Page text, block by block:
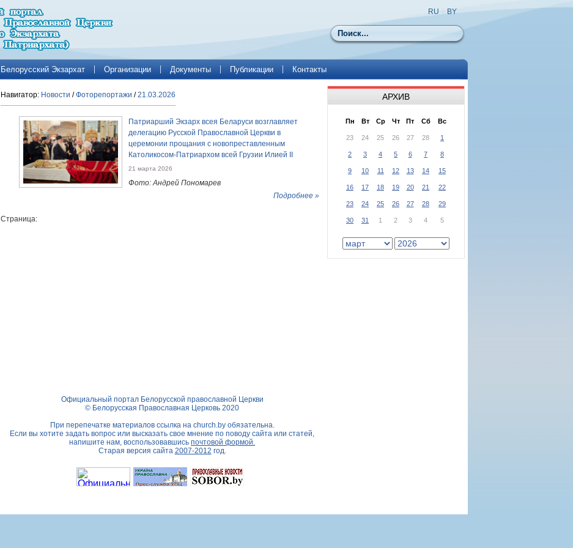
Поиск
RU BY
Белорусский Экзархат Организации Документы Публикации Контакты
Навигатор: Новости /Фоторепортажи /21.03.2026
Патриарший Экзарх всея Беларуси возглавляет
делегацию Русской Православной Церкви в
церемонии прощания с новопреставленным
Католикосом-Патриархом всей Грузии Илией II
21 марта 2026
Фото: Андрей Пономарев
Подробнее »
Страница:
АРХИВ
Пн Вт Ср Чт Пт Сб Вс
23 24 25 26 27 28 1
2 3 4 5 6 7 8
9 10 11 12 13 14 15
16 17 18 19 20 21 22
23 24 25 26 27 28 29
30 31 1 2 3 4 5
Официальный портал Белорусской православной Церкви
© Белорусская Православная Церковь 2020
При перепечатке материалов ссылка на church.byобязательна.
Если вы хотите задать вопрос или высказать свое мнение по поводу сайта или статей,
напишите нам, воспользовавшись почтовой формой.
Старая версия сайта 2007-2012 год.